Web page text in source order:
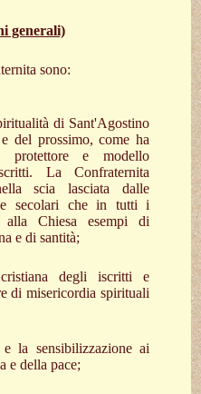
generali)
sono:
di Sant'Agostino
del prossimo, come ha
protettore e modello
La Confraternita
scia lasciata dalle
secolari che in tutti i
Chiesa esempi di
e di santità;
degli iscritti e
di misericordia spirituali
la sensibilizzazione ai
e della pace;